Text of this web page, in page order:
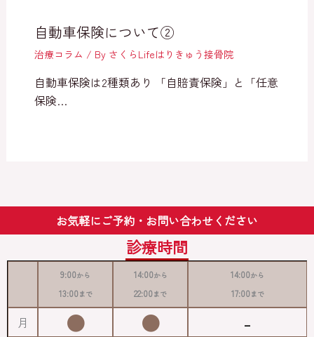
自動車保険について②
治療コラム / By さくらLifeはりきゅう接骨院
自動車保険は2種類あり 「自賠責保険」と「任意
保険…
お気軽にご予約・お問い合わせください
診療時間
9:00から
13:00まで
14:00から
22:00まで
14:00から
17:00まで
月 ● ● -